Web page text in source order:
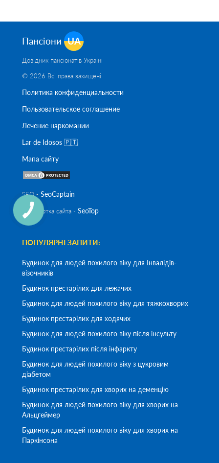
Пансіони UA
Довідник пансіонатів Україні
© 2026 Всі права захищені
Политика конфиденциальности
Пользовательское соглашение
Лечение наркомании
Lar de Idosos 🇵🇹
Мапа сайту
SEO - SeoСaptain
Разработка сайта - SeoTop
ПОПУЛЯРНІ ЗАПИТИ:
Будинок для людей похилого віку для Інвалідів-
візочників
Будинок престарілих для лежачих
Будинок для людей похилого віку для тяжкохворих
Будинок престарілих для ходячих
Будинок для людей похилого віку після інсульту
Будинок престарілих після інфаркту
Будинок для людей похилого віку з цукровим
діабетом
Будинок престарілих для хворих на деменцію
Будинок для людей похилого віку для хворих на
Альцгеймер
Будинок для людей похилого віку для хворих на
Паркінсона